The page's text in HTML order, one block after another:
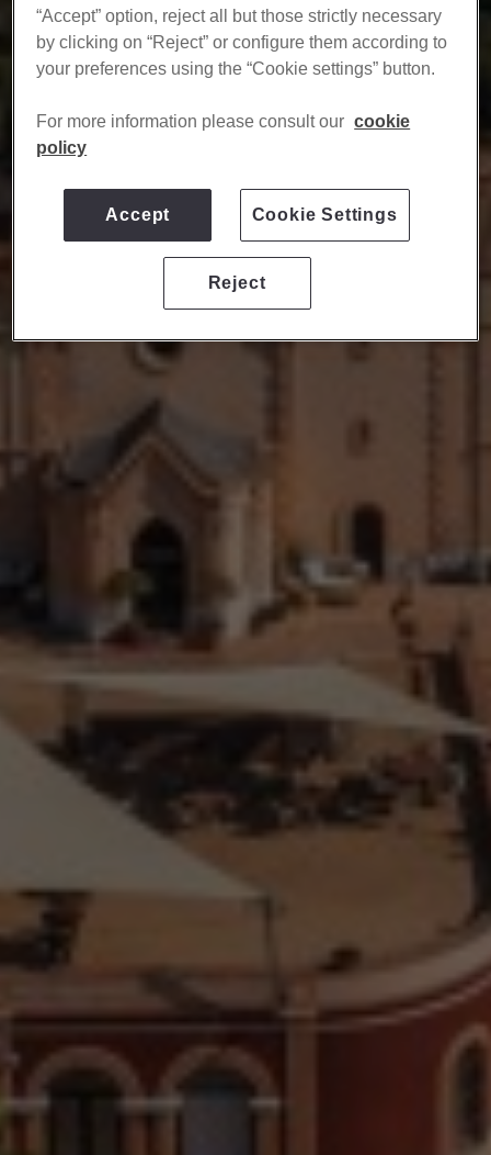
“Accept” option, reject all but those strictly necessary
by clicking on “Reject” or configure them according to
your preferences using the “Cookie settings” button.
​ For more information please consult our cookie
policy
Reject
Accept Cookie Settings